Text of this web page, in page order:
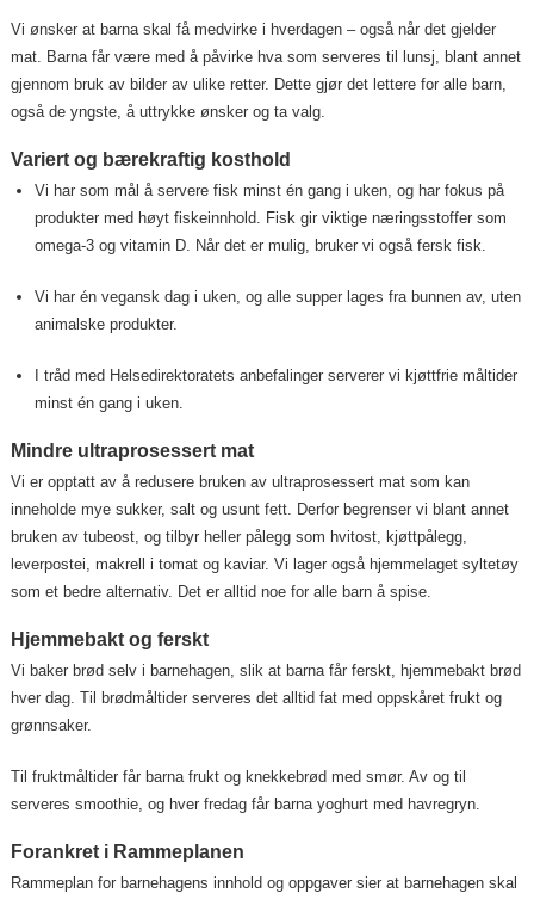
Vi ønsker at barna skal få medvirke i hverdagen – også når det gjelder
mat. Barna får være med å påvirke hva som serveres til lunsj, blant annet
gjennom bruk av bilder av ulike retter. Dette gjør det lettere for alle barn,
også de yngste, å uttrykke ønsker og ta valg.
Variert og bærekraftig kosthold
Vi har som mål å servere fisk minst én gang i uken, og har fokus på
produkter med høyt fiskeinnhold. Fisk gir viktige næringsstoffer som
omega-3 og vitamin D. Når det er mulig, bruker vi også fersk fisk.
Vi har én vegansk dag i uken, og alle supper lages fra bunnen av, uten
animalske produkter.
I tråd med Helsedirektoratets anbefalinger serverer vi kjøttfrie måltider
minst én gang i uken.
Mindre ultraprosessert mat
Vi er opptatt av å redusere bruken av ultraprosessert mat som kan
inneholde mye sukker, salt og usunt fett. Derfor begrenser vi blant annet
bruken av tubeost, og tilbyr heller pålegg som hvitost, kjøttpålegg,
leverpostei, makrell i tomat og kaviar. Vi lager også hjemmelaget syltetøy
som et bedre alternativ. Det er alltid noe for alle barn å spise.
Hjemmebakt og ferskt
Vi baker brød selv i barnehagen, slik at barna får ferskt, hjemmebakt brød
hver dag. Til brødmåltider serveres det alltid fat med oppskåret frukt og
grønnsaker.
Til fruktmåltider får barna frukt og knekkebrød med smør. Av og til
serveres smoothie, og hver fredag får barna yoghurt med havregryn.
Forankret i Rammeplanen
Rammeplan for barnehagens innhold og oppgaver sier at barnehagen skal